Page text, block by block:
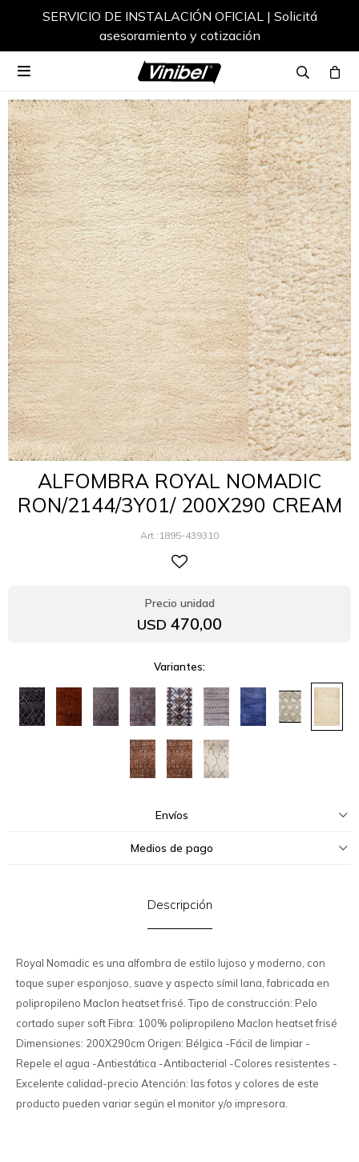
SERVICIO DE INSTALACIÓN OFICIAL | Solicitá
asesoramiento y cotización

ALFOMBRA ROYAL NOMADIC
RON/2144/3Y01/ 200X290 CREAM
1895-439310
USD 470,00
Variantes:
Envíos
Medios de pago
Descripción
Royal Nomadic es una alfombra de estilo lujoso y moderno, con
toque super esponjoso, suave y aspecto símil lana, fabricada en
polipropileno Maclon heatset frisé. Tipo de construcción: Pelo
cortado super soft Fibra: 100% polipropileno Maclon heatset frisé
Dimensiones: 200X290cm Origen: Bélgica -Fácil de limpiar -
Repele el agua -Antiestática -Antibacterial -Colores resistentes -
Excelente calidad-precio Atención: las fotos y colores de este
producto pueden variar según el monitor y/o impresora.